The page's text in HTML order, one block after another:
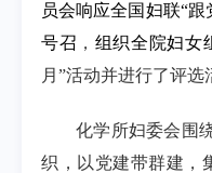
员会响应全国妇联“
号召 ， 组织全院妇女
月”活动并进行了评选
化学所妇委会围
织，以党建带群建，